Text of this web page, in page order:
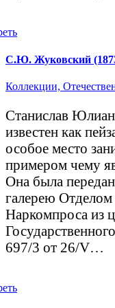
С.Ю. Жуковский
Коллекции,
Станислав
известен как
особое место
примером чему
Она была
галерею
Наркомпроса из
697/3 от 26/V…